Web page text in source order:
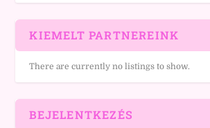
KIEMELT PARTNEREINK
There are currently no listings to show.
BEJELENTKEZÉS